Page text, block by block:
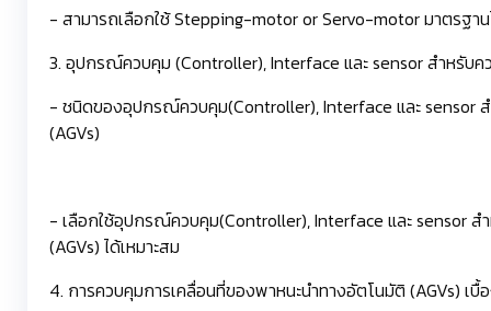
- สามารถเลือกใช้ Stepping-motor or Servo-motor มาตรฐา
3. อุปกรณ์ควบคุม (Controller), Interface และ sensor สำหรับค
- ชนิดของอุปกรณ์ควบคุม(Controller), Interface และ sensor
(AGVs)
- เลือกใช้อุปกรณ์ควบคุม(Controller), Interface และ sensor ส
(AGVs) ได้เหมาะสม
4. การควบคุมการเคลื่อนที่ของพาหนะนำทางอัตโนมัติ (AGVs) เบื้